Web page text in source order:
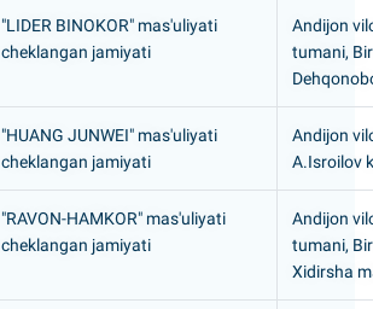
"LIDER BINOKOR" mas'uliyati
cheklangan jamiyati
Andijon
tumani,
"HUANG JUNWEI" mas'uliyati
cheklangan jamiyati
Andijon
A.Isroilov
"RAVON-HAMKOR" mas'uliyati
cheklangan jamiyati
Andijon
tumani,
Xidirsha